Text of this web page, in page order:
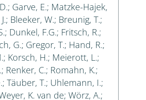
Garve, E.; Matzke-Hajek,
Bleeker, W.; Breunig, T.;
Dunkel, F.G.; Fritsch, R.;
G.; Gregor, T.; Hand, R.;
Korsch, H.; Meierott, L.;
Renker, C.; Romahn, K.;
Täuber, T.; Uhlemann, I.;
K. van de; Wörz, A.;